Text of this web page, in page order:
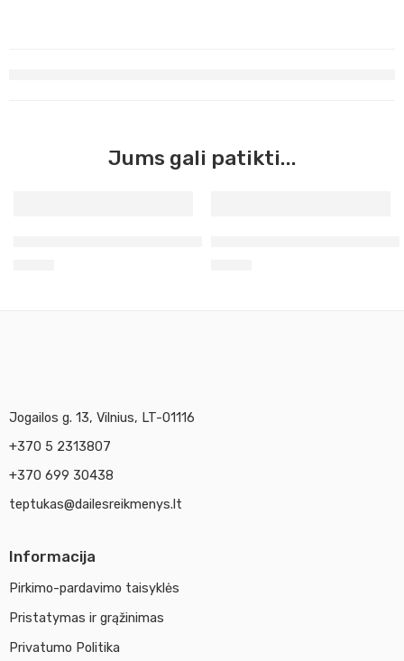
Jums gali patikti...
Jogailos g. 13, Vilnius, LT-01116
+370 5 2313807
+370 699 30438
teptukas@dailesreikmenys.lt
Informacija
Pirkimo-pardavimo taisyklės
Pristatymas ir grąžinimas
Privatumo Politika